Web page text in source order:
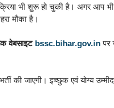
भी शुरू हो चुकी है। अगर आप भी
मौका है।
वेबसाइट bssc.bihar.gov.in पर
की जाएगी। इच्छुक एवं योग्य